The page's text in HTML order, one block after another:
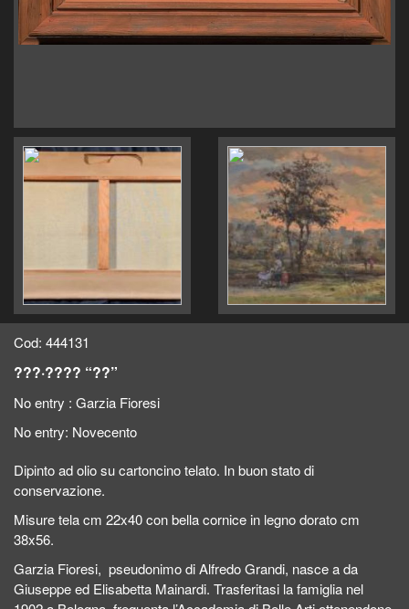
Cod: 444131
???·???? “??”
No entry : Garzia Fioresi
No entry: Novecento
Dipinto ad olio su cartoncino telato. In buon stato di
conservazione.
Misure tela cm 22x40 con bella cornice in legno dorato cm
38x56.
Garzia Fioresi, pseudonimo di Alfredo Grandi, nasce a da
Giuseppe ed Elisabetta Mainardi. Trasferitasi la famiglia nel